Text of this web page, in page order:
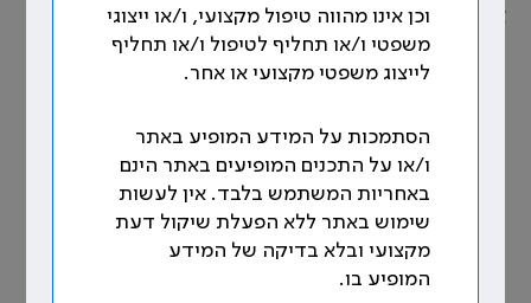
אוסף הסכמים הקיבוציים
נושא: נספח א' לפרקים א'–יז': תעריפים
15.3.79)
עד שעה
17.85 ₪
עד שעתיים
25.13 ₪
מעל שעתיים
32.28 ₪
וכן אינו מהווה טיפול מקצועי, ו/או ייצוגי
משפטי ו/או תחליף לטיפול ו/או תחליף
לייצוג משפטי מקצועי או אחר.
הסתמכות על המידע המופיע באתר
ו/או על התכנים המופיעים באתר הינם
באחריות המשתמש בלבד. אין לעשות
שימוש באתר ללא הפעלת שיקול דעת
מקצועי ובלא בדיקה של המידע
המופיע בו.